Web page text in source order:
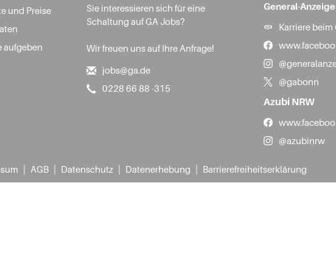
und Preise
aufgeben
Sie interessieren sich für eine
Schaltung auf GA Jobs?
Wir freuen uns auf Ihre Anfrage!
jobs@ga.de
0228 66 88 -315
General-
Karriere beim
@gabonn
Azubi NRW
@azubinrw
AGB Datenschutz Datenerhebung Barrierefreiheitserklärung